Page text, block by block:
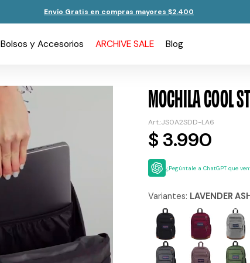
Envío Gratis en compras mayores $2.400
Bolsos y Accesorios ARCHIVE SALE Blog
MOCHILA COOL
JS0A2SDD-LA6
$ 3.990
¿Pegúntale a ChatGPT que
Variantes: LAVENDER